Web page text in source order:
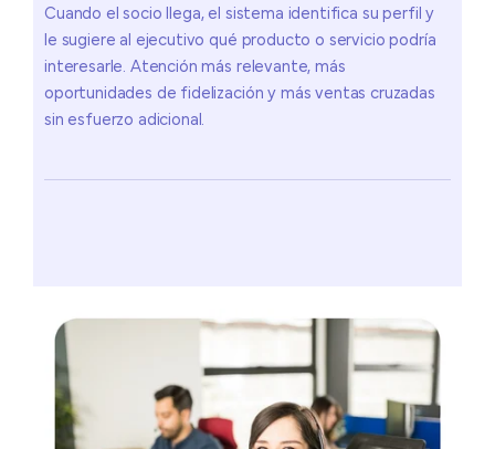
Cuando el socio llega, el sistema identifica su perfil y
le sugiere al ejecutivo qué producto o servicio podría
interesarle. Atención más relevante, más
oportunidades de fidelización y más ventas cruzadas
sin esfuerzo adicional.